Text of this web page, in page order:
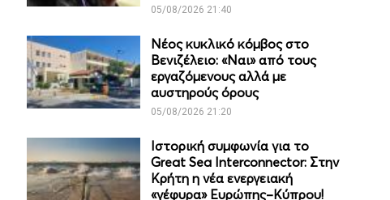
05/08/2026 21:40
Νέος κυκλικό κόμβος στο
Βενιζέλειο: «Ναι» από τους
εργαζόμενους αλλά με
αυστηρούς όρους
05/08/2026 21:20
Ιστορική συμφωνία για το
Great Sea Interconnector: Στην
Κρήτη η νέα ενεργειακή
«γέφυρα» Ευρώπης–Κύπρου!